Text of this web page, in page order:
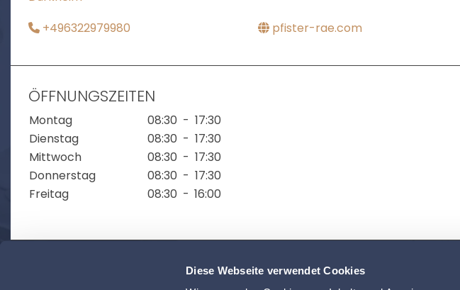
Diese Webseite verwendet Cookies
+496322979980 pfister-rae.com
ÖFFNUNGSZEITEN
Montag 08:30 - 17:30
Dienstag
08:30 - 17:30
Mittwoch
08:30 - 17:30
Donnerstag
08:30 - 17:30
Freitag
08:30 - 16:00